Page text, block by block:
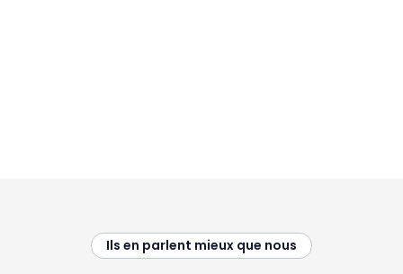
Ils en parlent mieux que nous